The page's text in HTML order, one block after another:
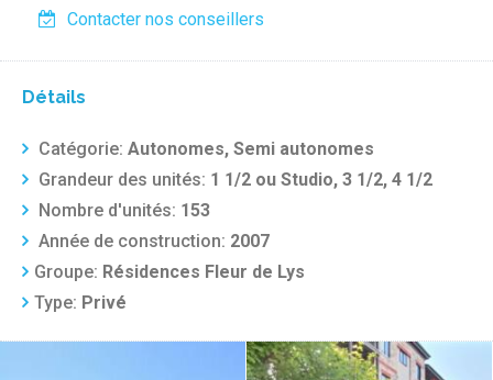
Contacter nos conseillers
Détails
Catégorie: Autonomes, Semi autonomes
Grandeur des unités: 1 1/2 ou Studio, 3 1/2, 4 1/2
Nombre d'unités: 153
Année de construction: 2007
Groupe: Résidences Fleur de Lys
Type: Privé